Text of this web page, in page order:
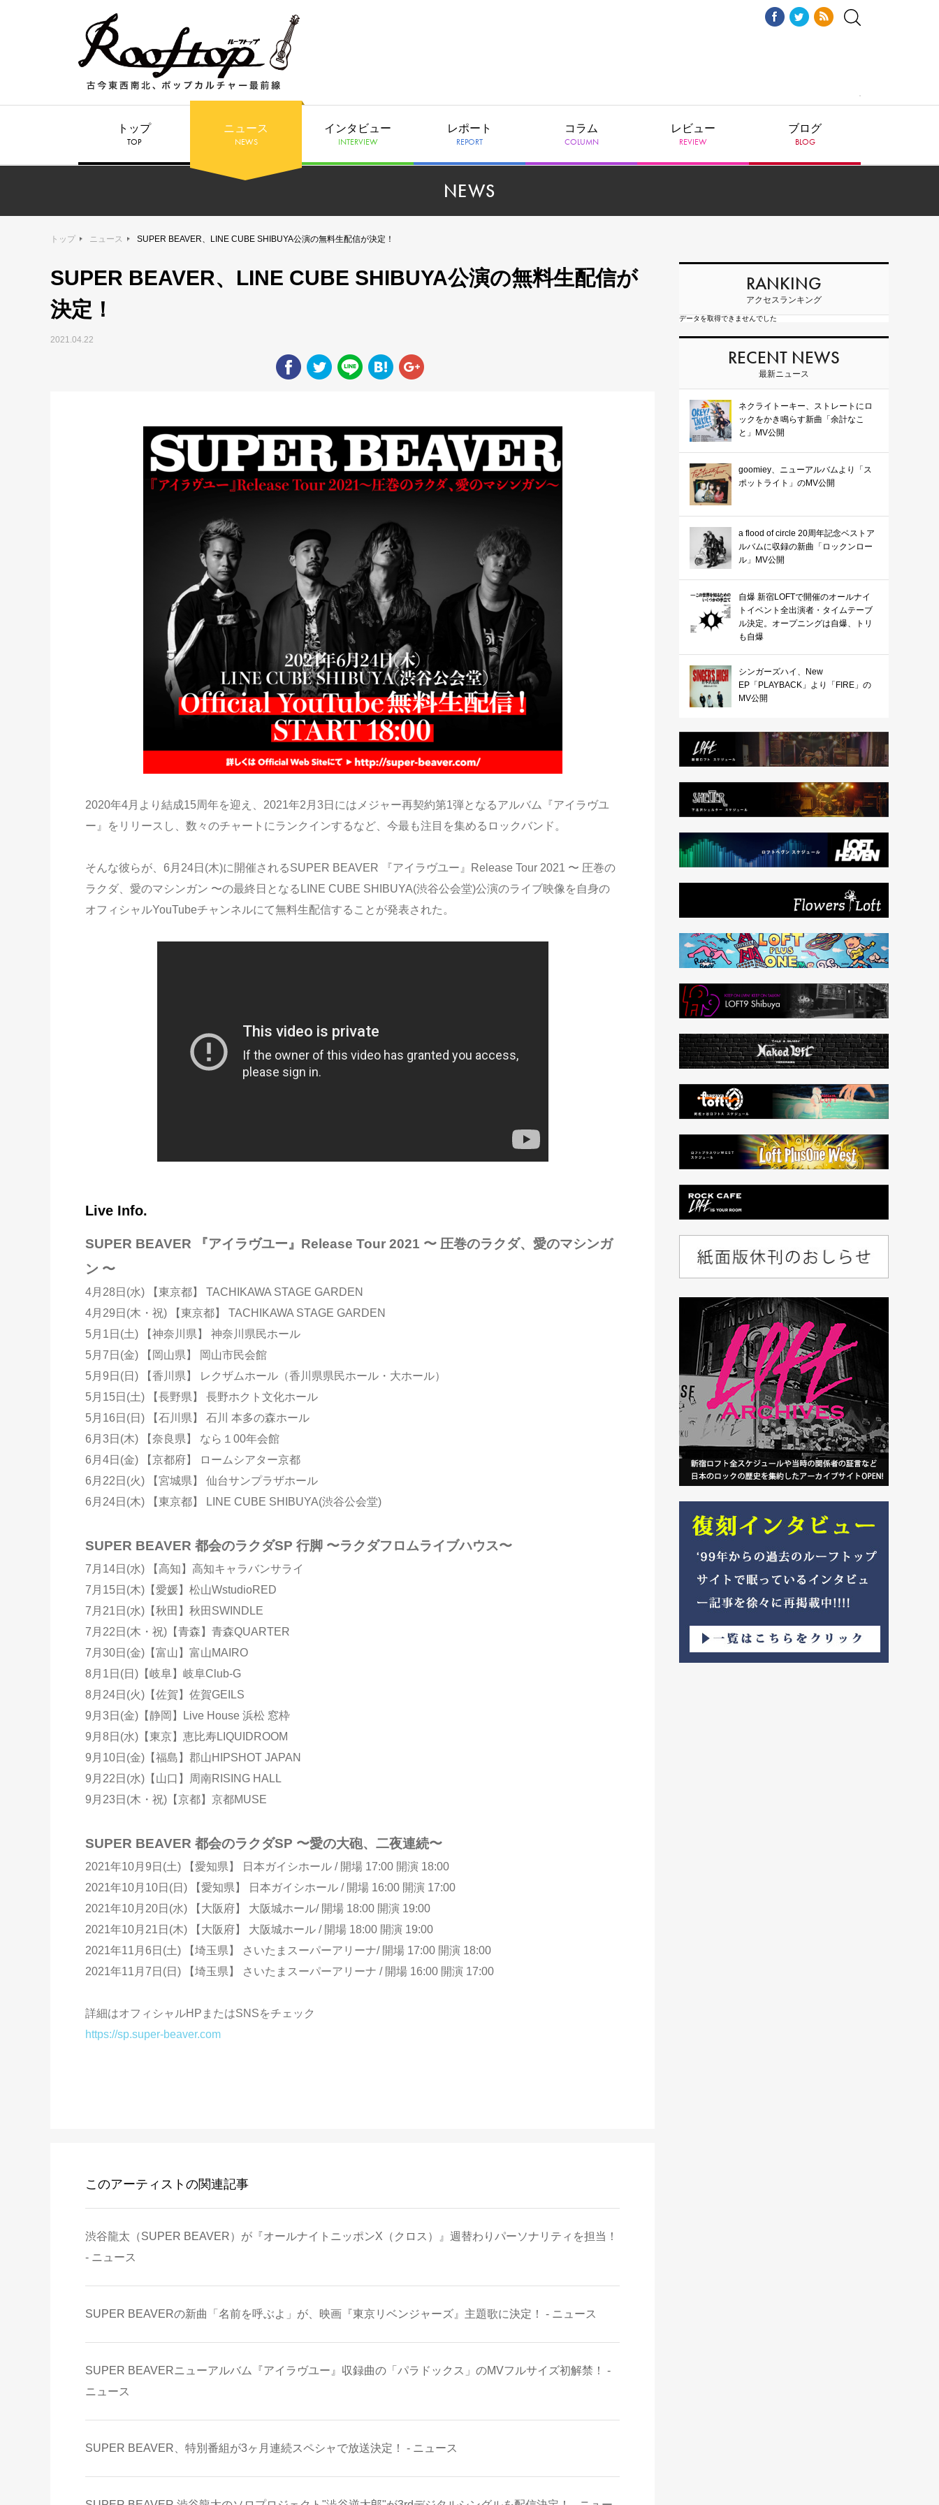
トップ
TOP
ニュース
NEWS
インタビュー
INTERVIEW
レポート
REPORT
コラム
COLUMN
レビュー
REVIEW
ブログ
BLOG
NEWS
トップ ニュース SUPER BEAVER、LINE CUBE SHIBUYA公演の無料生配信が決定！
SUPER BEAVER、LINE CUBE SHIBUYA公演の無料生配信が
決定！
2021.04.22
2020年4月より結成15周年を迎え、2021年2月3日にはメジャー再契約第1弾となるアルバム『アイラヴユ
ー』をリリースし、数々のチャートにランクインするなど、今最も注目を集めるロックバンド。
そんな彼らが、6月24日(木)に開催されるSUPER BEAVER 『アイラヴユー』Release Tour 2021 〜 圧巻の
ラクダ、愛のマシンガン 〜の最終日となるLINE CUBE SHIBUYA(渋谷公会堂)公演のライブ映像を自身の
オフィシャルYouTubeチャンネルにて無料生配信することが発表された。
Live Info.
SUPER BEAVER 『アイラヴユー』Release Tour 2021 〜 圧巻のラクダ、愛のマシンガ
ン 〜
4月28日(水) 【東京都】 TACHIKAWA STAGE GARDEN
4月29日(木・祝) 【東京都】 TACHIKAWA STAGE GARDEN
5月1日(土) 【神奈川県】 神奈川県民ホール
5月7日(金) 【岡山県】 岡山市民会館
5月9日(日) 【香川県】 レクザムホール（香川県県民ホール・大ホール）
5月15日(土) 【長野県】 長野ホクト文化ホール
5月16日(日) 【石川県】 石川 本多の森ホール
6月3日(木) 【奈良県】 なら１00年会館
6月4日(金) 【京都府】 ロームシアター京都
6月22日(火) 【宮城県】 仙台サンプラザホール
6月24日(木) 【東京都】 LINE CUBE SHIBUYA(渋谷公会堂)
SUPER BEAVER 都会のラクダSP 行脚 〜ラクダフロムライブハウス〜
7月14日(水) 【高知】高知キャラバンサライ
7月15日(木)【愛媛】松山WstudioRED
7月21日(水)【秋田】秋田SWINDLE
7月22日(木・祝)【青森】青森QUARTER
7月30日(金)【富山】富山MAIRO
8月1日(日)【岐阜】岐阜Club-G
8月24日(火)【佐賀】佐賀GEILS
9月3日(金)【静岡】Live House 浜松 窓枠
9月8日(水)【東京】恵比寿LIQUIDROOM
9月10日(金)【福島】郡山HIPSHOT JAPAN
9月22日(水)【山口】周南RISING HALL
9月23日(木・祝)【京都】京都MUSE
SUPER BEAVER 都会のラクダSP 〜愛の大砲、二夜連続〜
2021年10月9日(土) 【愛知県】 日本ガイシホール / 開場 17:00 開演 18:00
2021年10月10日(日) 【愛知県】 日本ガイシホール / 開場 16:00 開演 17:00
2021年10月20日(水) 【大阪府】 大阪城ホール/ 開場 18:00 開演 19:00
2021年10月21日(木) 【大阪府】 大阪城ホール / 開場 18:00 開演 19:00
2021年11月6日(土) 【埼玉県】 さいたまスーパーアリーナ/ 開場 17:00 開演 18:00
2021年11月7日(日) 【埼玉県】 さいたまスーパーアリーナ / 開場 16:00 開演 17:00
詳細はオフィシャルHPまたはSNSをチェック
https://sp.super-beaver.com
このアーティストの関連記事
渋谷龍太（SUPER BEAVER）が『オールナイトニッポンX（クロス）』週替わりパーソナリティを担当！
- ニュース
SUPER BEAVERの新曲「名前を呼ぶよ」が、映画『東京リベンジャーズ』主題歌に決定！ - ニュース
SUPER BEAVERニューアルバム『アイラヴユー』収録曲の「パラドックス」のMVフルサイズ初解禁！ -
ニュース
SUPER BEAVER、特別番組が3ヶ月連続スペシャで放送決定！ - ニュース
RANKING
アクセスランキング
データを取得できませんでした
RECENT NEWS
最新ニュース
ネクライトーキー、ストレートにロ
ックをかき鳴らす新曲「余計なこ
と」MV公開
goomiey、ニューアルバムより「ス
ポットライト」のMV公開
a flood of circle 20周年記念ベストア
ルバムに収録の新曲「ロックンロー
ル」MV公開
自爆 新宿LOFTで開催のオールナイ
トイベント全出演者・タイムテーブ
ル決定。オープニングは自爆、トリ
も自爆
シンガーズハイ、New
EP「PLAYBACK」より「FIRE」の
MV公開